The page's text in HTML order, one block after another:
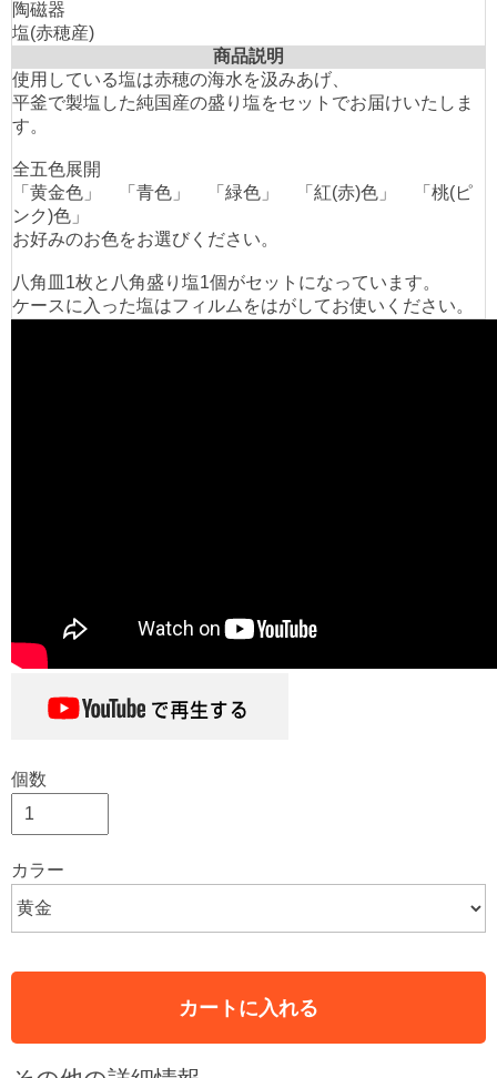
陶磁器
塩(赤穂産)
商品説明
使用している塩は赤穂の海水を汲みあげ、
平釜で製塩した純国産の盛り塩をセットでお届けいたしま
す。
全五色展開
「黄金色」 「青色」 「緑色」 「紅(赤)色」 「桃(ピ
ンク)色」
お好みのお色をお選びください。
八角皿1枚と八角盛り塩1個がセットになっています。
ケースに入った塩はフィルムをはがしてお使いください。
個数
カラー
カートに入れる